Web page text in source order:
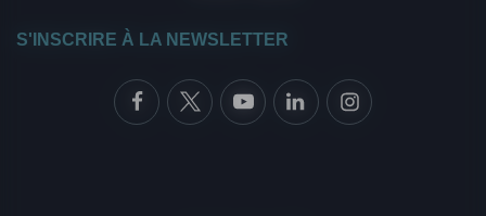
S'INSCRIRE À LA NEWSLETTER